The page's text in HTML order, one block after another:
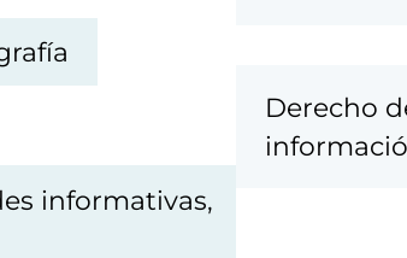
informativas,
Derecho